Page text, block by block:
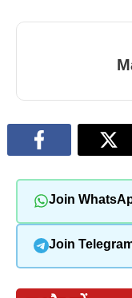
Join
Join